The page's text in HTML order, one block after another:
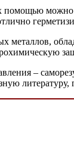
металлов,
–
литературу,